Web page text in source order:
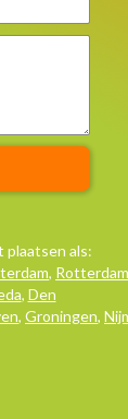
plaatsen als:
, Rotterdam
, Den
, Groningen,